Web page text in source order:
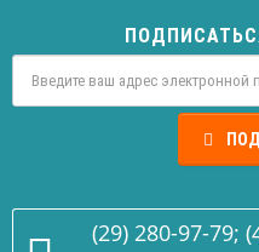
(29) 280-97-79;